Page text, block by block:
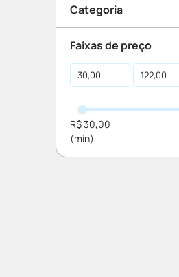
Beleza e Proteção
Categoria
Tinturas
Faixas de preço
R$ 30,00